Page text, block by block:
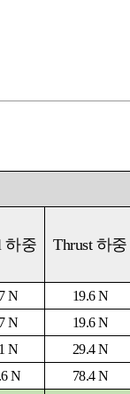
하중 Thrust 하중
N 19.6 N
N 19.6 N
N 29.4N
N 78.4 N